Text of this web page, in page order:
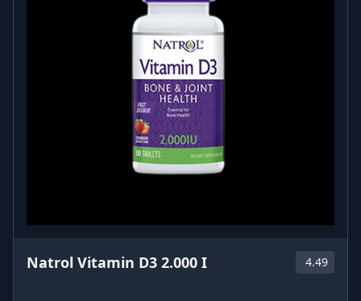
Natrol Vitamin D3 2.000 I 4.49